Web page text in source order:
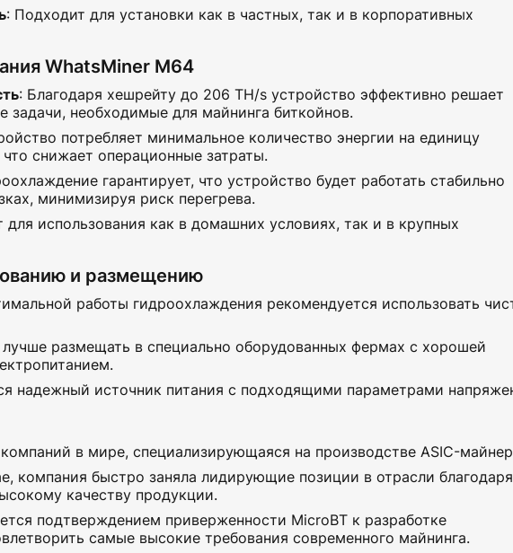
: Подходит для установки как в частных, так и в корпоративных
WhatsMiner M64
: Благодаря хешрейту до 206 TH/s устройство эффективно решает
задачи, необходимые для майнинга биткойнов.
потребляет минимальное количество энергии на единицу
снижает операционные затраты.
гарантирует, что устройство будет работать стабильно
минимизируя риск перегрева.
для использования как в домашних условиях, так и в крупных
и размещению
работы гидроохлаждения рекомендуется использовать
лучше размещать в специально оборудованных фермах с хорошей
надежный источник питания с подходящими параметрами
в мире, специализирующаяся на производстве ASIC-
компания быстро заняла лидирующие позиции в отрасли благодаря
качеству продукции.
подтверждением приверженности MicroBT к разработке
самые высокие требования современного майнинга.